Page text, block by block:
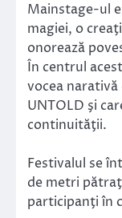
Mainstage-ul
magiei, o
onorează
În centrul
vocea
UNTOLD şi
continuităţii.
Festivalul se
de metri
participanţi în